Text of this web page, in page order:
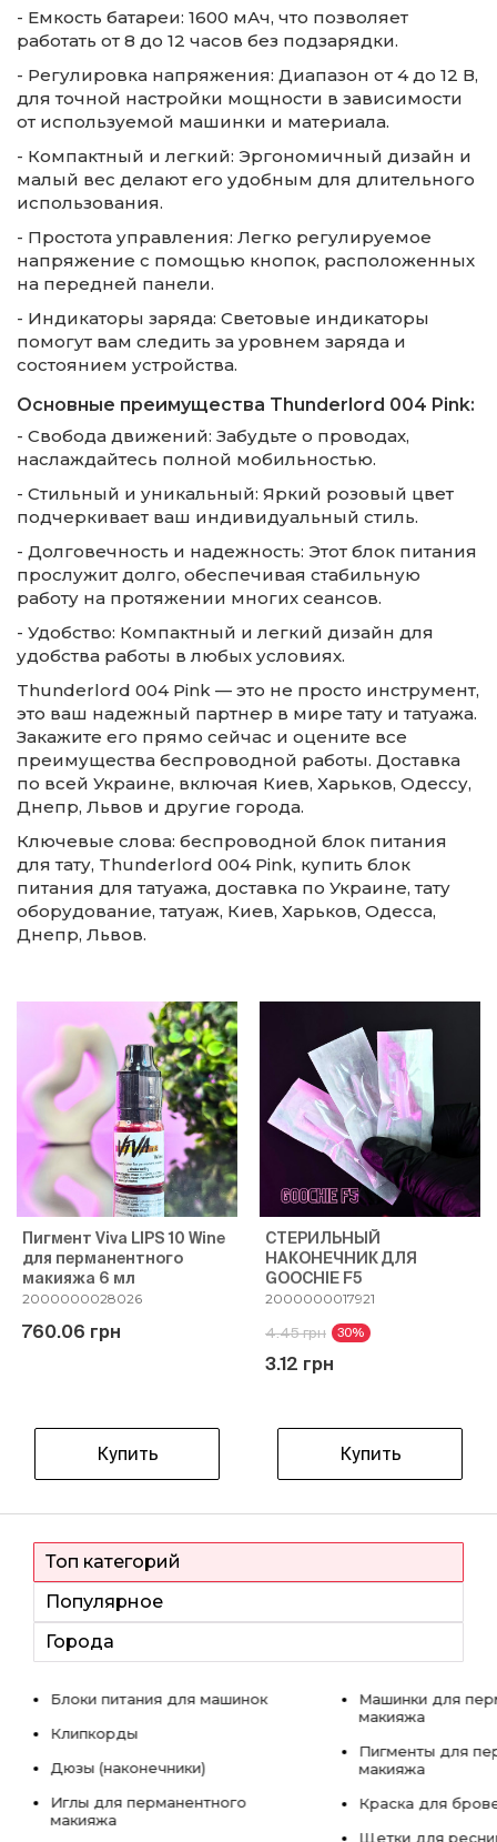
- Емкость батареи: 1600 мАч, что позволяет
работать от 8 до 12 часов без подзарядки.
- Регулировка напряжения: Диапазон от 4 до 12 В,
для точной настройки мощности в зависимости
от используемой машинки и материала.
- Компактный и легкий: Эргономичный дизайн и
малый вес делают его удобным для длительного
использования.
- Простота управления: Легко регулируемое
напряжение с помощью кнопок, расположенных
на передней панели.
- Индикаторы заряда: Световые индикаторы
помогут вам следить за уровнем заряда и
состоянием устройства.
Основные преимущества Thunderlord 004 Pink:
- Свобода движений: Забудьте о проводах,
наслаждайтесь полной мобильностью.
- Стильный и уникальный: Яркий розовый цвет
подчеркивает ваш индивидуальный стиль.
- Долговечность и надежность: Этот блок питания
прослужит долго, обеспечивая стабильную
работу на протяжении многих сеансов.
- Удобство: Компактный и легкий дизайн для
удобства работы в любых условиях.
Thunderlord 004 Pink — это не просто инструмент,
это ваш надежный партнер в мире тату и татуажа.
Закажите его прямо сейчас и оцените все
преимущества беспроводной работы. Доставка
по всей Украине, включая Киев, Харьков, Одессу,
Днепр, Львов и другие города.
Ключевые слова: беспроводной блок питания
для тату, Thunderlord 004 Pink, купить блок
питания для татуажа, доставка по Украине, тату
оборудование, татуаж, Киев, Харьков, Одесса,
Днепр, Львов.
Пигмент Viva LIPS 10 Wine
для перманентного
макияжа 6 мл
2000000028026
760.06 грн
Купить
СТЕРИЛЬНЫЙ
НАКОНЕЧНИК ДЛЯ
GOOCHIE F5
2000000017921
4.45 грн 30%
3.12 грн
Купить
Топ категорий
Популярное
Города
Блоки питания для машинок
Клипкорды
Дюзы (наконечники)
Иглы для перманентного
макияжа
Машинки для
макияжа
Пигменты для
макияжа
Краска для
Щетки для